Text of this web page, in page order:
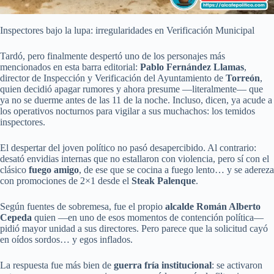
Inspectores bajo la lupa: irregularidades en Verificación Municipal
Tardó, pero finalmente despertó uno de los personajes más
mencionados en esta barra editorial: Pablo Fernández Llamas,
director de Inspección y Verificación del Ayuntamiento de Torreón,
quien decidió apagar rumores y ahora presume —literalmente— que
ya no se duerme antes de las 11 de la noche. Incluso, dicen, ya acude a
los operativos nocturnos para vigilar a sus muchachos: los temidos
inspectores.
El despertar del joven político no pasó desapercibido. Al contrario:
desató envidias internas que no estallaron con violencia, pero sí con el
clásico fuego amigo, de ese que se cocina a fuego lento… y se adereza
con promociones de 2×1 desde el Steak Palenque.
Según fuentes de sobremesa, fue el propio alcalde Román Alberto
Cepeda quien —en uno de esos momentos de contención política—
pidió mayor unidad a sus directores. Pero parece que la solicitud cayó
en oídos sordos… y egos inflados.
La respuesta fue más bien de guerra fría institucional: se activaron